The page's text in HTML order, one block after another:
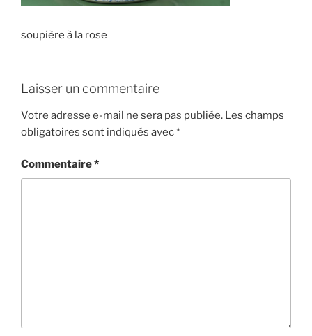
soupière à la rose
Laisser un commentaire
Votre adresse e-mail ne sera pas publiée. Les champs
obligatoires sont indiqués avec*
Commentaire*